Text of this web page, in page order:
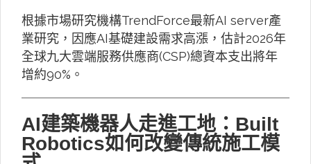
根據市場研究機構TrendForce最新AI server產
業研究，因應AI基礎建設需求高漲，估計2026年
全球九大雲端服務供應商(CSP)總資本支出將年
增約90%。
AI建築機器人走進工地：Built
Robotics如何改變傳統施工模